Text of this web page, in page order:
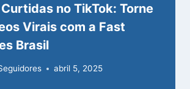
no TikTok: Torne
Virais com a Fast
Brasil
abril 5, 2025